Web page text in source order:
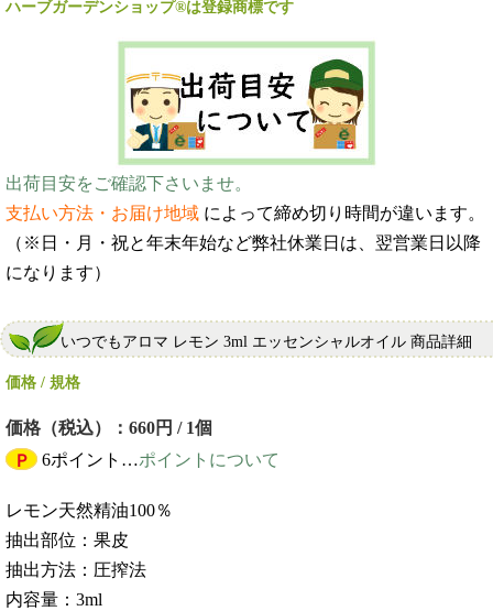
ハーブガーデンショップ®は登録商標です
出荷目安をご確認下さいませ。
支払い方法・お届け地域 によって締め切り時間が違います。
（※日・月・祝と年末年始など弊社休業日は、翌営業日以降
になります）
いつでもアロマ レモン 3ml エッセンシャルオイル 商品詳細
価格 / 規格
価格（税込）：660円 / 1個
Ｐ
6ポイント…ポイントについて
レモン天然精油100％
抽出部位：果皮
抽出方法：圧搾法
内容量：3ml